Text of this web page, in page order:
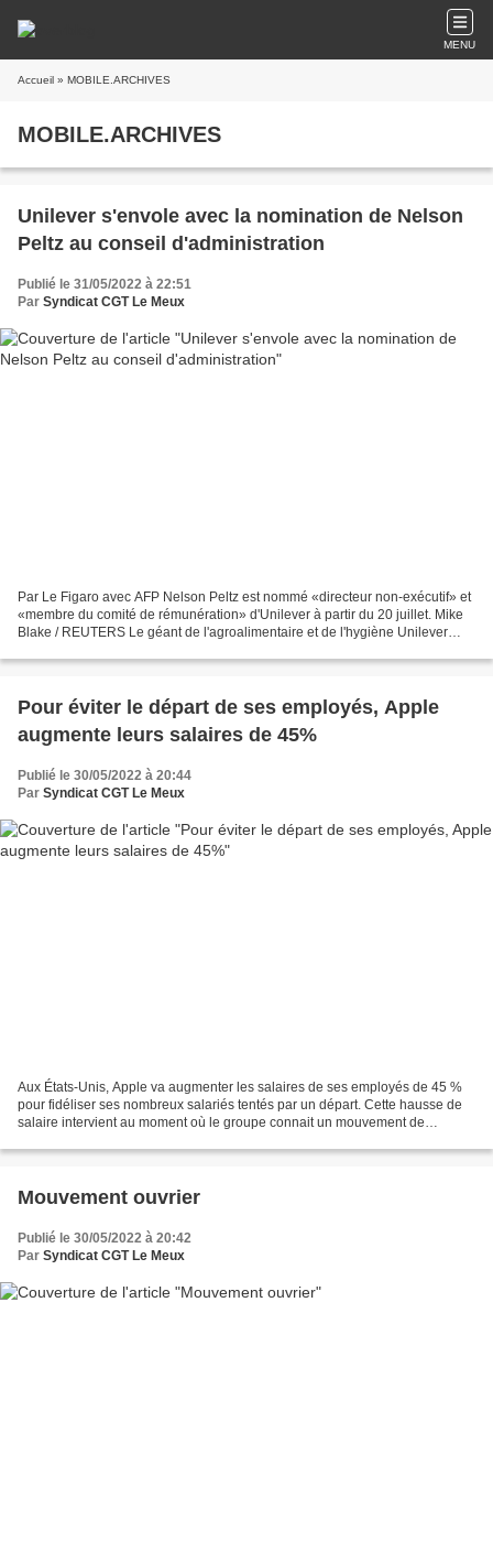
MENU
Accueil » MOBILE.ARCHIVES
MOBILE.ARCHIVES
Unilever s'envole avec la nomination de Nelson
Peltz au conseil d'administration
Publié le 31/05/2022 à 22:51
Par Syndicat CGT Le Meux
Par Le Figaro avec AFP Nelson Peltz est nommé «directeur non-exécutif» et
«membre du comité de rémunération» d'Unilever à partir du 20 juillet. Mike
Blake / REUTERS Le géant de l'agroalimentaire et de l'hygiène Unilever
Pour éviter le départ de ses employés, Apple
augmente leurs salaires de 45%
Publié le 30/05/2022 à 20:44
Par Syndicat CGT Le Meux
Aux États-Unis, Apple va augmenter les salaires de ses employés de 45 %
pour fidéliser ses nombreux salariés tentés par un départ. Cette hausse de
salaire intervient au moment où le groupe connait un mouvement de
Mouvement ouvrier
Publié le 30/05/2022 à 20:42
Par Syndicat CGT Le Meux